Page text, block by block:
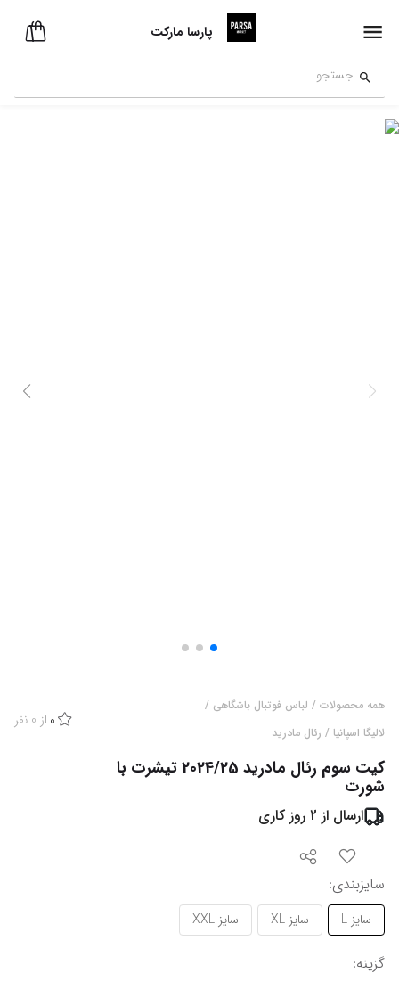
پارسا مارکت
همه محصولات / لباس فوتبال باشگاهی /
لالیگا اسپانیا / رئال مادرید
0 از 0 نفر
کیت سوم رئال مادرید 2024/25 تیشرت با
شورت
ارسال از 2 روز کاری
سایزبندی:
سایز L سایز XL سایز XXL
گزینه: